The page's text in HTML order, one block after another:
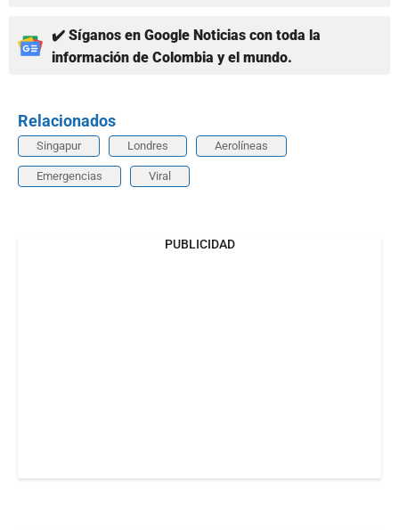
✔️ Síganos en Google Noticias con toda la
información de Colombia y el mundo.
Relacionados
Singapur Londres Aerolíneas
Emergencias Viral
PUBLICIDAD